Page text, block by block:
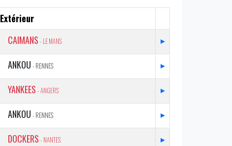
Extérieur
CAIMANS - LE MANS
▸
ANKOU - RENNES
▸
YANKEES - ANGERS
▸
ANKOU - RENNES
▸
DOCKERS - NANTES
▸